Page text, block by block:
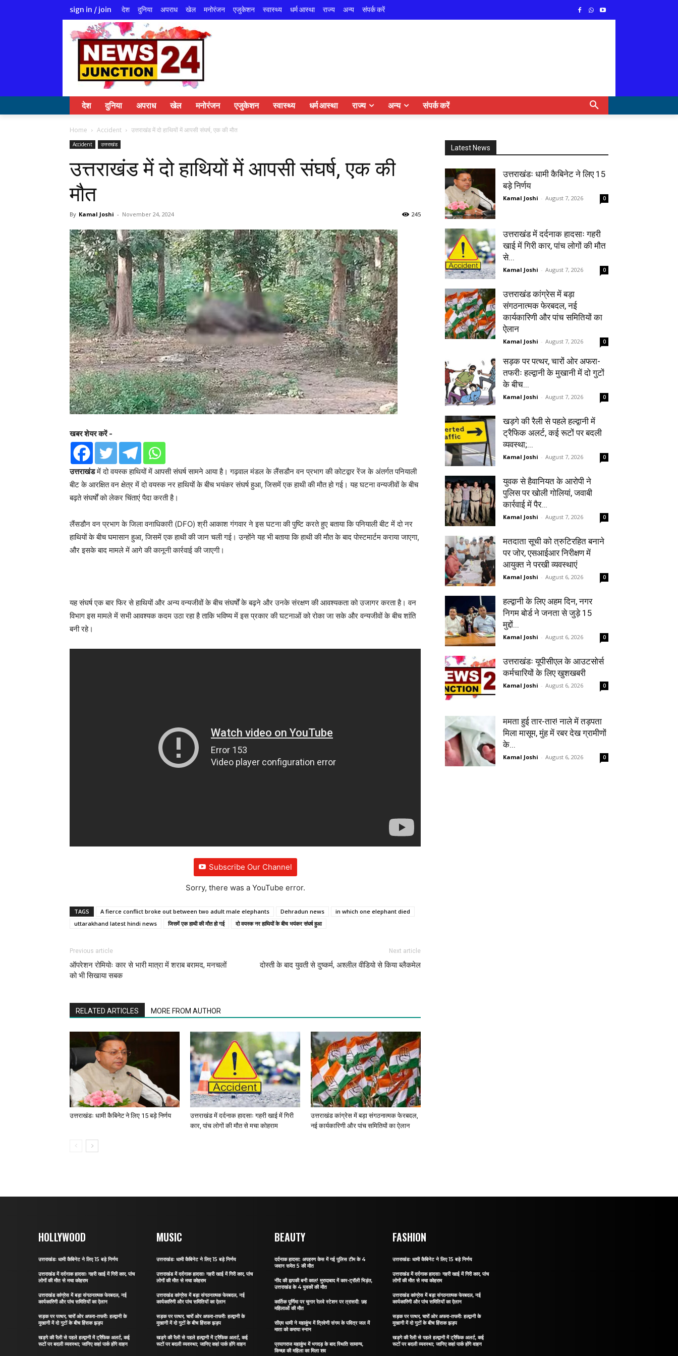
sign in / join देश दुनिया अपराध खेल मनोरंजन एजुकेशन स्वास्थ्य धर्म आस्था राज्य अन्य संपर्क करें
देश दुनिया अपराध खेल मनोरंजन एजुकेशन स्वास्थ्य धर्म आस्था राज्य अन्य संपर्क करें
Home Accident उत्तराखंड में दो हाथियों में आपसी संघर्ष, एक की मौत
Accident उत्तराखंड
उत्तराखंड में दो हाथियों में आपसी संघर्ष, एक की
मौत
By Kamal Joshi - November 24, 2024 245
खबर शेयर करें -
उत्तराखंडमें दो वयस्क हाथियों में आपसी संघर्ष सामने आया है। गढ़वाल मंडल के लैंसडौन वन प्रभाग की कोटद्वार रेंज के अंतर्गत पनियाली
बीट के आरक्षित वन क्षेत्र में दो वयस्क नर हाथियों के बीच भयंकर संघर्ष हुआ, जिसमें एक हाथी की मौत हो गई। यह घटना वन्यजीवों के बीच
बढ़ते संघर्षों को लेकर चिंताएं पैदा करती है।
लैंसडौन वन प्रभाग के जिला वनाधिकारी (DFO) श्री आकाश गंगवार ने इस घटना की पुष्टि करते हुए बताया कि पनियाली बीट में दो नर
हाथियों के बीच घमासान हुआ, जिसमें एक हाथी की जान चली गई। उन्होंने यह भी बताया कि हाथी की मौत के बाद पोस्टमार्टम कराया जाएगा,
और इसके बाद मामले में आगे की कानूनी कार्रवाई की जाएगी।
यह संघर्ष एक बार फिर से हाथियों और अन्य वन्यजीवों के बीच संघर्षों के बढ़ने और उनके संरक्षण की आवश्यकता को उजागर करता है। वन
विभाग इस मामले में सभी आवश्यक कदम उठा रहा है ताकि भविष्य में इस प्रकार की घटनाओं को रोका जा सके और वन्यजीवों के बीच शांति
बनी रहे।
Subscribe Our Channel
Sorry, there was a YouTube error.
TAGS A fierce conflict broke out between two adult male elephants Dehradun news
in which one elephant died
uttarakhand latest hindi news
जिसमें एक हाथी की मौत हो गई दो वयस्क नर हाथियों के बीच भयंकर संघर्ष हुआ
Previous article
ऑपरेशन रोमियोः कार से भारी मात्रा में शराब बरामद, मनचलों
को भी सिखाया सबक
Next article
दोस्ती के बाद युवती से दुष्कर्म, अश्लील वीडियो से किया ब्लैकमेल
RELATED ARTICLES MORE FROM AUTHOR
उत्तराखंडः धामी कैबिनेट ने लिए 15 बड़े निर्णय
उत्तराखंड में दर्दनाक हादसाः गहरी खाई में गिरी
कार, पांच लोगों की मौत से मचा कोहराम
उत्तराखंड कांग्रेस में बड़ा संगठनात्मक फेरबदल,
नई कार्यकारिणी और पांच समितियों का ऐलान
Latest News
उत्तराखंडः धामी कैबिनेट ने लिए 15
बड़े निर्णय
Kamal Joshi - August 7, 2026 0
उत्तराखंड में दर्दनाक हादसाः गहरी
खाई में गिरी कार, पांच लोगों की मौत
से...
Kamal Joshi - August 7, 2026 0
उत्तराखंड कांग्रेस में बड़ा
संगठनात्मक फेरबदल, नई
कार्यकारिणी और पांच समितियों का
ऐलान
Kamal Joshi - August 7, 2026 0
सड़क पर पत्थर, चारों ओर अफरा-
तफरीः हल्द्वानी के मुखानी में दो गुटों
के बीच...
Kamal Joshi - August 7, 2026 0
खड़गे की रैली से पहले हल्द्वानी में
ट्रैफिक अलर्ट, कई रूटों पर बदली
व्यवस्था;...
Kamal Joshi - August 7, 2026 0
युवक से हैवानियत के आरोपी ने
पुलिस पर खोली गोलियां, जवाबी
कार्रवाई में पैर...
Kamal Joshi - August 7, 2026 0
मतदाता सूची को त्रुटिरहित बनाने
पर जोर, एसआईआर निरीक्षण में
आयुक्त ने परखी व्यवस्थाएं
Kamal Joshi - August 6, 2026 0
हल्द्वानी के लिए अहम दिन, नगर
निगम बोर्ड ने जनता से जुड़े 15
मुद्दों...
Kamal Joshi - August 6, 2026 0
उत्तराखंडः यूपीसीएल के आउटसोर्स
कर्मचारियों के लिए खुशखबरी
Kamal Joshi - August 6, 2026 0
ममता हुई तार-तार! नाले में तड़पता
मिला मासूम, मुंह में रबर देख ग्रामीणों
के...
Kamal Joshi - August 6, 2026 0
HOLLYWOOD
उत्तराखंडः धामी कैबिनेट ने लिए 15 बड़े निर्णय
उत्तराखंड में दर्दनाक हादसाः गहरी खाई में गिरी कार, पांच
लोगों की मौत से मचा कोहराम
उत्तराखंड कांग्रेस में बड़ा संगठनात्मक फेरबदल, नई
कार्यकारिणी और पांच समितियों का ऐलान
सड़क पर पत्थर, चारों ओर अफरा-तफरीः हल्द्वानी के
मुखानी में दो गुटों के बीच हिंसक झड़प
खड़गे की रैली से पहले हल्द्वानी में ट्रैफिक अलर्ट, कई
रूटों पर बदली व्यवस्था; जानिए कहां पार्क होंगे वाहन
MUSIC
उत्तराखंडः धामी कैबिनेट ने लिए 15 बड़े निर्णय
उत्तराखंड में दर्दनाक हादसाः गहरी खाई में गिरी कार, पांच
लोगों की मौत से मचा कोहराम
उत्तराखंड कांग्रेस में बड़ा संगठनात्मक फेरबदल, नई
कार्यकारिणी और पांच समितियों का ऐलान
सड़क पर पत्थर, चारों ओर अफरा-तफरीः हल्द्वानी के
मुखानी में दो गुटों के बीच हिंसक झड़प
खड़गे की रैली से पहले हल्द्वानी में ट्रैफिक अलर्ट, कई
रूटों पर बदली व्यवस्था; जानिए कहां पार्क होंगे वाहन
BEAUTY
दर्दनाक हादसा: अपहरण केस में गई पुलिस टीम के 4
जवान समेत 5 की मौत
नींद की झपकी बनी काल! मुरादाबाद में कार-ट्रॉली भिड़ंत,
उत्तराखंड के 4 युवकों की मौत
कार्तिक पूर्णिमा पर चुनार रेलवे स्टेशन पर त्रासदी: छह
महिलाओं की मौत
सीएम धामी ने महाकुंभ में त्रिवेणी संगम के पवित्र जल में
माता को कराया स्नान
प्रयागराज महाकुंभ में भगदड़ के बाद स्थिति सामान्य,
किच्छा की महिला का मिला शव
FASHION
उत्तराखंडः धामी कैबिनेट ने लिए 15 बड़े निर्णय
उत्तराखंड में दर्दनाक हादसाः गहरी खाई में गिरी कार, पांच
लोगों की मौत से मचा कोहराम
उत्तराखंड कांग्रेस में बड़ा संगठनात्मक फेरबदल, नई
कार्यकारिणी और पांच समितियों का ऐलान
सड़क पर पत्थर, चारों ओर अफरा-तफरीः हल्द्वानी के
मुखानी में दो गुटों के बीच हिंसक झड़प
खड़गे की रैली से पहले हल्द्वानी में ट्रैफिक अलर्ट, कई
रूटों पर बदली व्यवस्था; जानिए कहां पार्क होंगे वाहन